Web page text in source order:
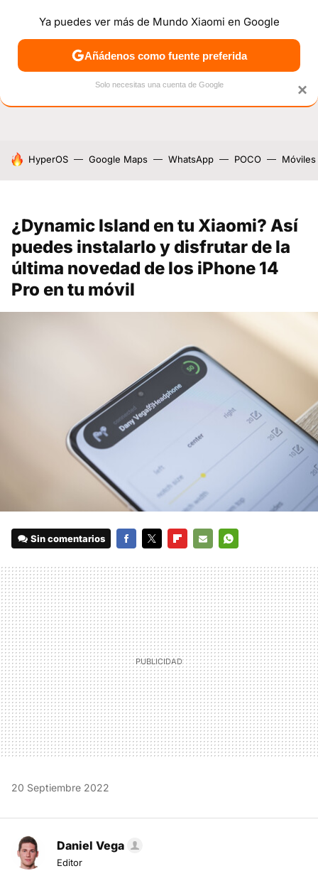
NOTICIAS MÓVILES TUTORIALES OFERTAS
HOY SE HABLA DE
HyperOS Google Maps WhatsApp POCO Móviles
¿Dynamic Island en tu Xiaomi? Así
puedes instalarlo y disfrutar de la
última novedad de los iPhone 14
Pro en tu móvil
Sin comentarios
MAIL
20 Septiembre 2022
Daniel Vega
Editor
×
Ya puedes ver más de Mundo Xiaomi en Google
Añádenos como fuente preferida
Solo necesitas una cuenta de Google